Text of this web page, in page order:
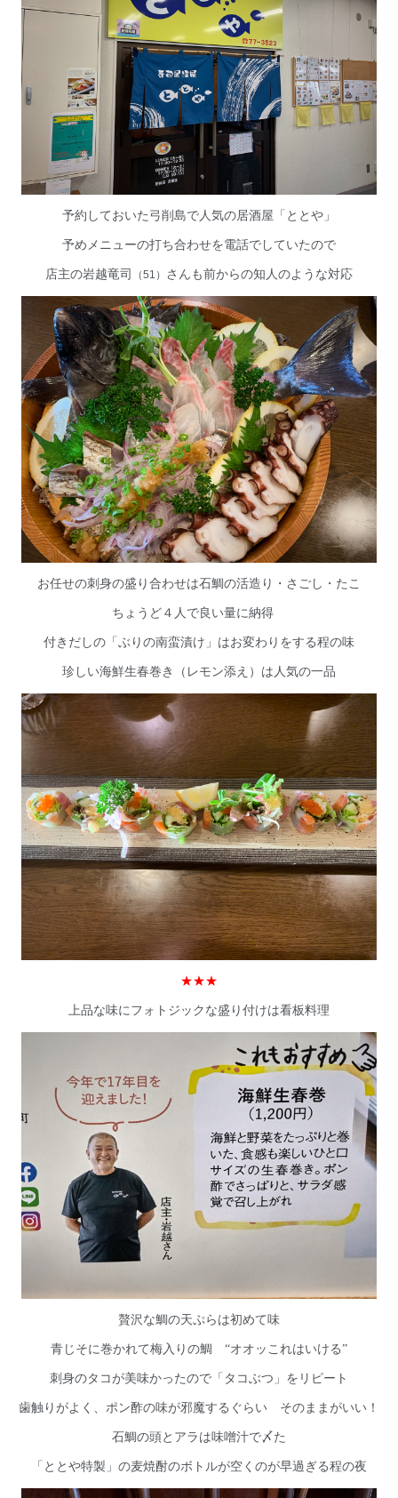
予約しておいた弓削島で人気の居酒屋「ととや」
予めメニューの打ち合わせを電話でしていたので
店主の岩越竜司 （51 ） さんも前からの知人のような対応
お任せの刺身の盛り合わせは石鯛の活造り・さごし・たこ
ちょうど４人で良い量に納得
付きだしの「ぶりの南蛮漬け」はお変わりをする程の味
珍しい海鮮生春巻き（レモン添え）は人気の一品
★★★
上品な味にフォトジックな盛り付けは看板料理
贅沢な鯛の天ぷらは初めて味
青じそに巻かれて梅入りの鯛 “オオッこれはいける”
刺身のタコが美味かったので「タコぶつ」をリピート
歯触りがよく、ポン酢の味が邪魔するぐらい そのままがいい！
石鯛の頭とアラは味噌汁で〆た
「ととや特製」の麦焼酎のボトルが空くのが早過ぎる程の夜